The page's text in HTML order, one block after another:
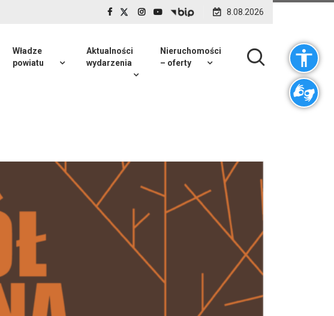
8.08.2026
Władze
powiatu
Aktualności
wydarzenia
Nieruchomości
– oferty